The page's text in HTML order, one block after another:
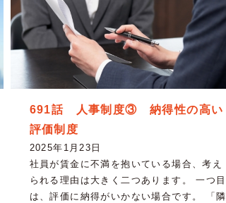
691話 人事制度③ 納得性の高い
評価制度
2025年1月23日
社員が賃金に不満を抱いている場合、考え
られる理由は大きく二つあります。 一つ目
は、評価に納得がいかない場合です。 「隣